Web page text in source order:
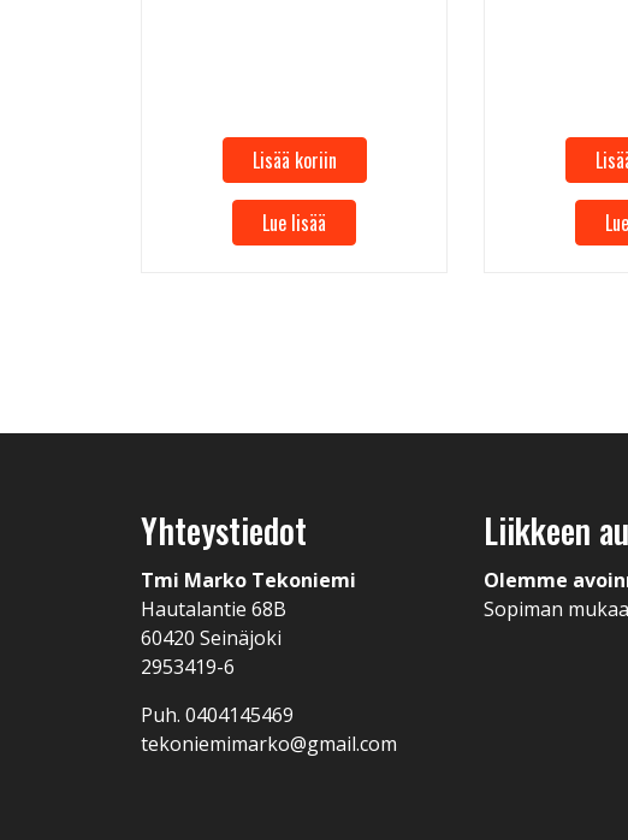
Lisää koriin
Lue lisää
Yhteystiedot
Tmi Marko Tekoniemi
Hautalantie 68B
60420 Seinäjoki
2953419-6
Puh. 0404145469
tekoniemimarko@gmail.com
Liikkeen
Olemme
Sopiman